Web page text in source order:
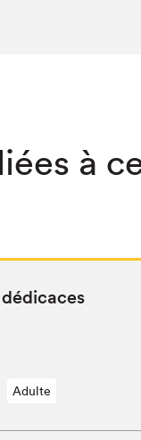
à
Adulte